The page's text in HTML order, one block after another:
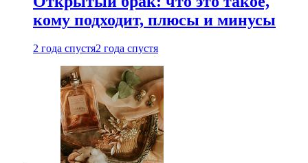
кому подходит, плюсы и минусы
2 года спустя2 года спустя